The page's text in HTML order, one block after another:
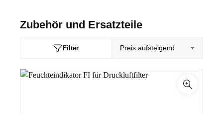
Zubehör und Ersatzteile
Filter